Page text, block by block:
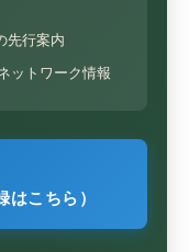
先行案内
ットワーク情報
こちら）